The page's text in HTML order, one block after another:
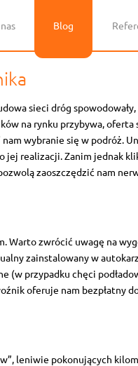
Blog
sieci dróg
na rynku przybywa, oferta
nam wybranie się w podróż.
jej realizacji. Zanim jednak
zaoszczędzić nam
Warto zwrócić uwagę na
zainstalowany w
(w przypadku chęci
oferuje nam bezpłatny
leniwie pokonujących